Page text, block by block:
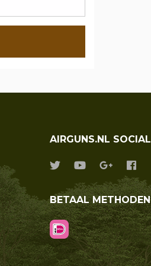
AIRGUNS.NL SOCIAL
BETAAL METHODEN